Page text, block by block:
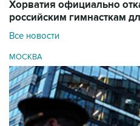
Хорватия официально
российским гимнасткам
Все новости
МОСКВА